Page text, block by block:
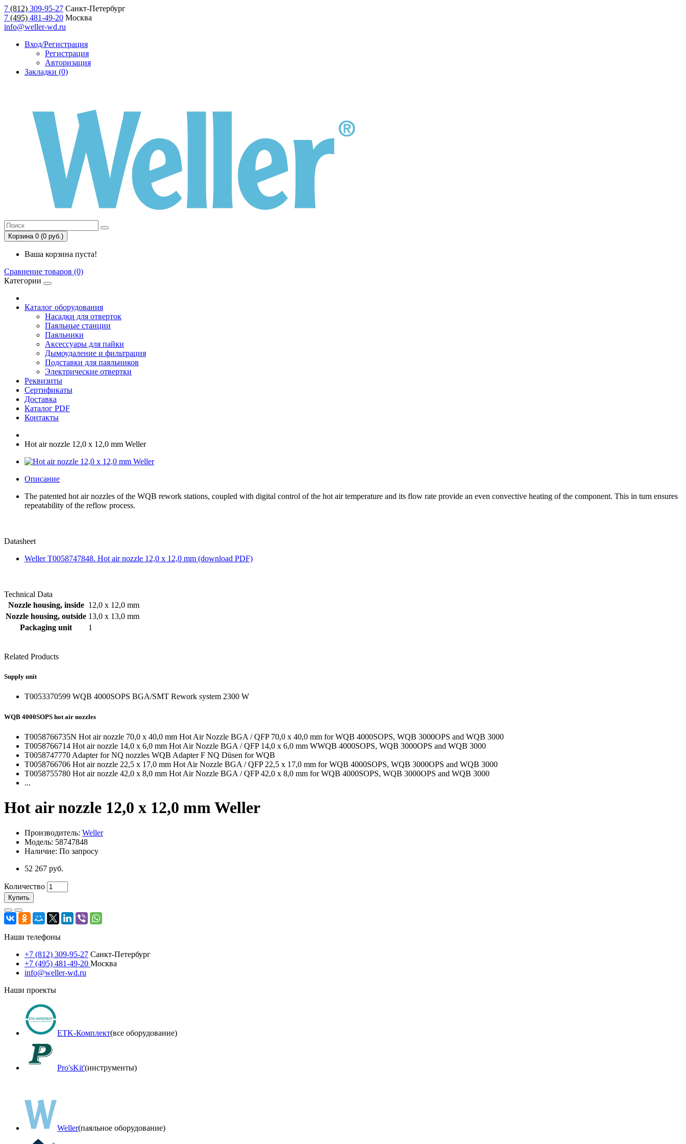
7 (812) 309-95-27 Санкт-Петербург
7 (495) 481-49-20 Москва
info@weller-wd.ru
Вход/Регистрация
Регистрация
Авторизация
Закладки (0)
Корзина 0 (0 руб.)
Ваша корзина пуста!
Сравнение товаров (0)
Категории
Каталог оборудования
Насадки для отверток
Паяльные станции
Паяльники
Аксессуары для пайки
Дымоудаление и фильтрация
Подставки для паяльников
Электрические отвертки
Реквизиты
Сертификаты
Доставка
Каталог PDF
Контакты
Hot air nozzle 12,0 x 12,0 mm Weller
Описание
The patented hot air nozzles of the WQB rework stations, coupled with digital control of the hot air temperature and its flow rate provide an even convective heating of the component. This in turn ensures
repeatability of the reflow process.
Datasheet
Weller T0058747848. Hot air nozzle 12,0 x 12,0 mm (download PDF)
Technical Data
Nozzle housing, inside 12,0 x 12,0 mm
Nozzle housing, outside 13,0 x 13,0 mm
Packaging unit
1
Related Products
Supply unit
T0053370599 WQB 4000SOPS BGA/SMT Rework system 2300 W
WQB 4000SOPS hot air nozzles
T0058766735N Hot air nozzle 70,0 x 40,0 mm Hot Air Nozzle BGA / QFP 70,0 x 40,0 mm for WQB 4000SOPS, WQB 3000OPS and WQB 3000
T0058766714 Hot air nozzle 14,0 x 6,0 mm Hot Air Nozzle BGA / QFP 14,0 x 6,0 mm WWQB 4000SOPS, WQB 3000OPS and WQB 3000
T0058747770 Adapter for NQ nozzles WQB Adapter F NQ Düsen for WQB
T0058766706 Hot air nozzle 22,5 x 17,0 mm Hot Air Nozzle BGA / QFP 22,5 x 17,0 mm for WQB 4000SOPS, WQB 3000OPS and WQB 3000
T0058755780 Hot air nozzle 42,0 x 8,0 mm Hot Air Nozzle BGA / QFP 42,0 x 8,0 mm for WQB 4000SOPS, WQB 3000OPS and WQB 3000
...
Hot air nozzle 12,0 x 12,0 mm Weller
Производитель: Weller
Модель: 58747848
Наличие: По запросу
52 267 руб.
Количество
Купить
Наши телефоны
+7 (812) 309-95-27 Санкт-Петербург
+7 (495) 481-49-20 Москва
info@weller-wd.ru
Наши проекты
ETK-Комплект(все оборудование)
Pro'sKit'(инструменты)
Weller(паяльное оборудование)